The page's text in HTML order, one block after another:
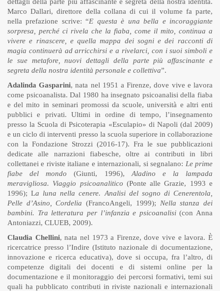
Marco Dallari, direttore della collana di cui il volume fa parte,
nella prefazione scrive: “E questa è una bella e incoraggiante
sorpresa, perché ci rivela che la fiaba, come il mito, continua a
vivere e rinascere, e quella mappa dei sogni e dei racconti di
magia continuerà ad arricchirsi e a rivelarci, con i suoi simboli e
le sue metafore, nuovi dettagli della parte più affascinante e
segreta della nostra identità personale e collettiva”.
Adalinda Gasparini, nata nel 1951 a Firenze, dove vive e lavora
come psicoanalista. Dal 1980 ha insegnato psicoanalisi della fiaba
e del mito in seminari promossi da scuole, università e altri enti
pubblici e privati. Ultimi in ordine di tempo, l’insegnamento
presso la Scuola di Psicoterapia «Esculapio» di Napoli (dal 2009)
e un ciclo di interventi presso la scuola superiore in collaborazione
con la Fondazione Strozzi (2016-17). Fra le sue pubblicazioni
dedicate alle narrazioni fiabesche, oltre ai contributi in libri
collettanei e riviste italiane e internazionali, si segnalano: Le prime
fiabe del mondo (Giunti, 1996), Aladino e la lampada
meravigliosa. Viaggio psicoanalitico (Ponte alle Grazie, 1993 e
1996); La luna nella cenere. Analisi del sogno di Cenerentola,
Pelle d’Asino, Cordelia (FrancoAngeli, 1999); Nella stanza dei
bambini. Tra letteratura per l’infanzia e psicoanalisi(con Anna
Antoniazzi, CLUEB, 2009).
Claudia Chellini, nata nel 1973 a Firenze, dove vive e lavora. È
ricercatrice presso l’Indire (Istituto nazionale di documentazione,
innovazione e ricerca educativa), dove si occupa, fra l’altro, di
competenze digitali dei docenti e di sistemi online per la
documentazione e il monitoraggio dei percorsi formativi, temi sui
quali ha pubblicato contributi in riviste nazionali e internazionali